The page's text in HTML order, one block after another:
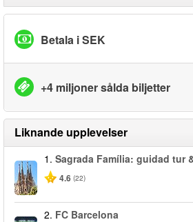
Betala i SEK
+4 miljoner sålda biljetter
Liknande upplevelser
1. Sagrada Família: guidad tur
4.6 (22)
2. FC Barcelona